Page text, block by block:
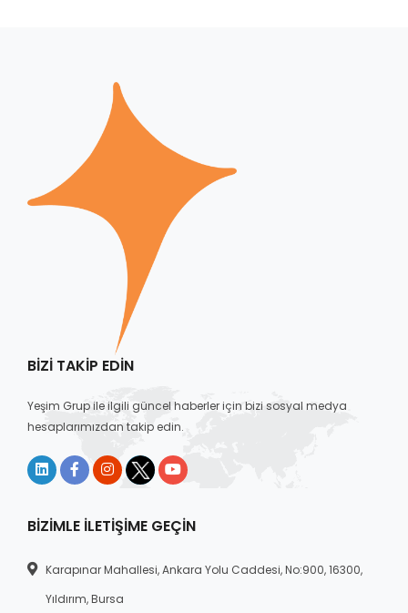
BIZI TAKIP EDIN
Yeşim Grup ile ilgili güncel haberler için bizi sosyal medya
hesaplarımızdan takip edin.
BIZIMLE İLETIŞIME GEÇIN
Karapınar Mahallesi, Ankara Yolu Caddesi, No:900, 16300,
Yıldırım, Bursa